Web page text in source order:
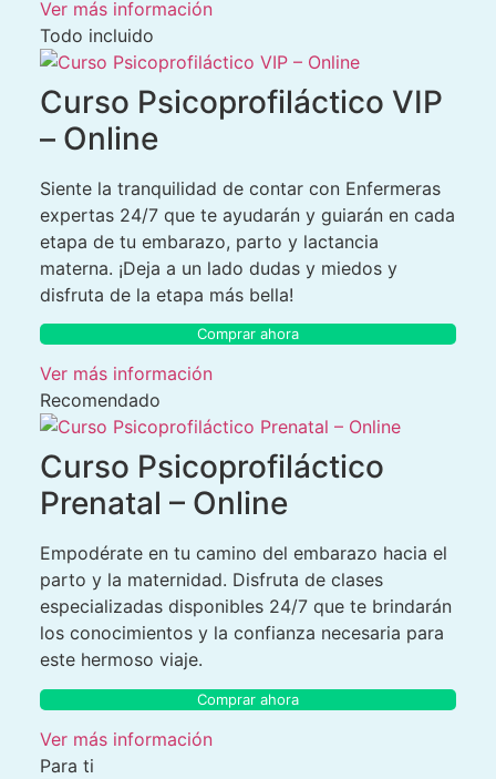
Ver más información
Todo incluido
Curso Psicoprofiláctico VIP
– Online
Siente la tranquilidad de contar con Enfermeras
expertas 24/7 que te ayudarán y guiarán en cada
etapa de tu embarazo, parto y lactancia
materna. ¡Deja a un lado dudas y miedos y
disfruta de la etapa más bella!
Comprar ahora
Ver más información
Recomendado
Curso Psicoprofiláctico
Prenatal – Online
Empodérate en tu camino del embarazo hacia el
parto y la maternidad. Disfruta de clases
especializadas disponibles 24/7 que te brindarán
los conocimientos y la confianza necesaria para
este hermoso viaje.
Comprar ahora
Ver más información
Para ti